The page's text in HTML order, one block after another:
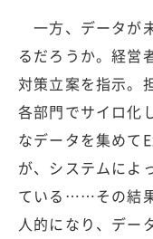
一方、データが
るだろうか。経営
対策立案を指示。
各部門でサイロ化
なデータを集めて
が、システムによ
ている……その結
人的になり、デー